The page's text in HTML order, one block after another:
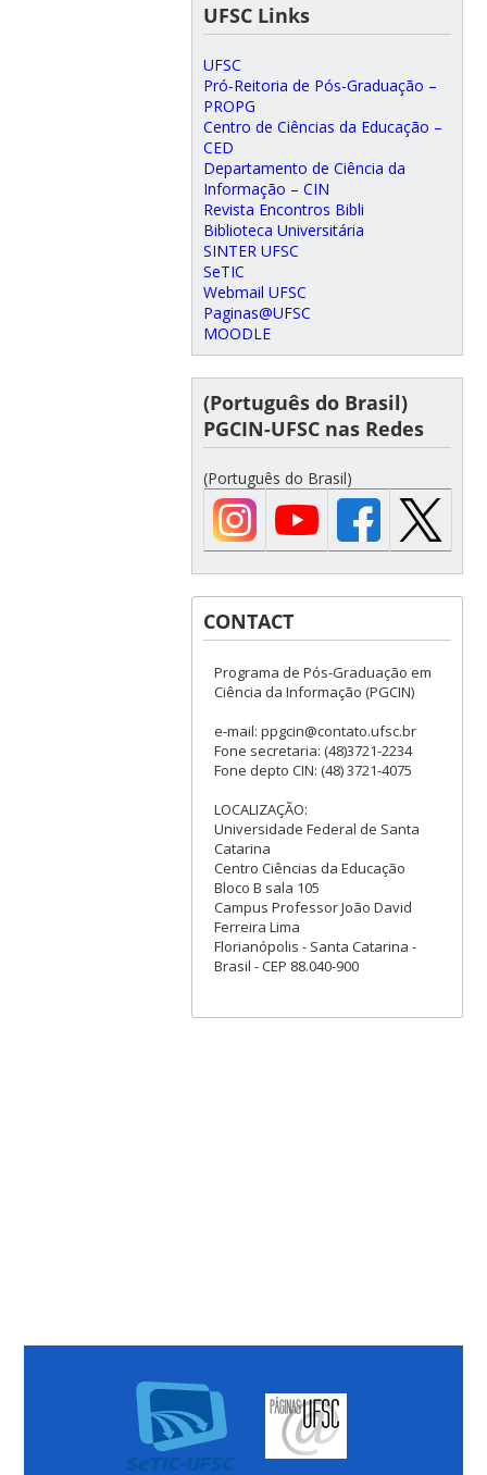
UFSC Links
UFSC
Pró-Reitoria de Pós-Graduação –
PROPG
Centro de Ciências da Educação –
CED
Departamento de Ciência da
Informação – CIN
Revista Encontros Bibli
Biblioteca Universitária
SINTER UFSC
SeTIC
Webmail UFSC
Paginas@UFSC
MOODLE
(Português do Brasil)
PGCIN-UFSC nas Redes
(Português do Brasil)
CONTACT
Programa de Pós-Graduação em
Ciência da Informação (PGCIN)
e-mail: ppgcin@contato.ufsc.br
Fone secretaria: (48)3721-2234
Fone depto CIN: (48) 3721-4075
LOCALIZAÇÃO:
Universidade Federal de Santa
Catarina
Centro Ciências da Educação
Bloco B sala 105
Campus Professor João David
Ferreira Lima
Florianópolis - Santa Catarina -
Brasil - CEP 88.040-900